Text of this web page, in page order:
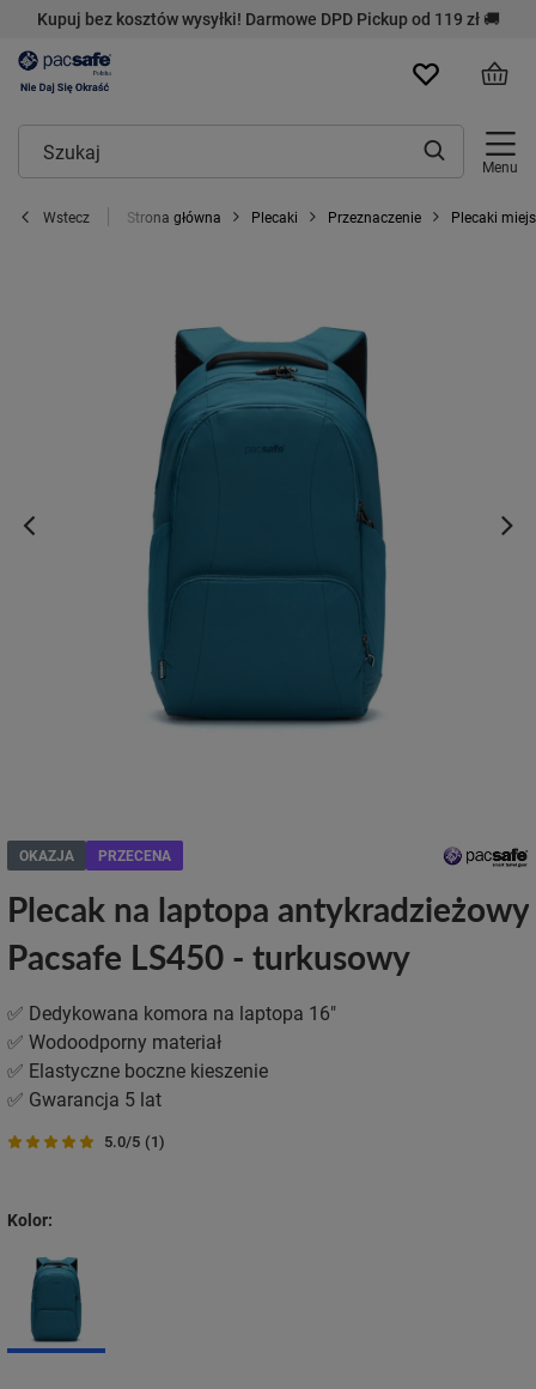
Kupuj bez kosztów wysyłki! Darmowe DPD Pickup od 119 zł 🚚
Menu
Wstecz Strona główna Plecaki Przeznaczenie Plecaki
OKAZJA PRZECENA
Plecak na laptopa antykradzieżowy
Pacsafe LS450 - turkusowy
✅ Dedykowana komora na laptopa 16"
✅ Wodoodporny materiał
✅ Elastyczne boczne kieszenie
✅ Gwarancja 5 lat
5.0/5 (1)
Kolor